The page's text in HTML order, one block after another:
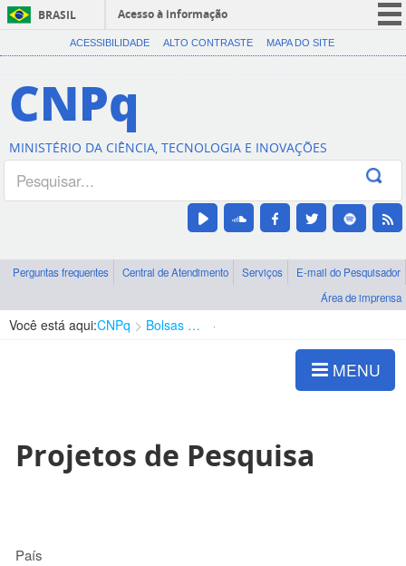
BRASIL
Acesso à informação
CORONAVÍRUS (COVID-19)
Canais
ACESSIBILIDADE ALTO CONTRASTE MAPA DO SITE
CNPq
MINISTÉRIO DA CIÊNCIA, TECNOLOGIA E INOVAÇÕES
Perguntas frequentes Central de Atendimento Serviços
E-mail do Pesquisador
Área de imprensa
Você está aqui:CNPq Bolsas e Auxílios Vigentes
MENU
Projetos de Pesquisa
País